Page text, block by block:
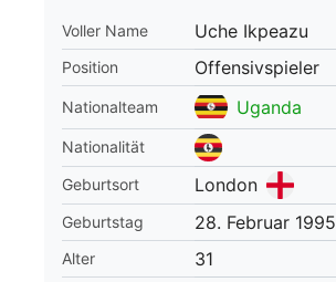
Voller Name Uche Ikpeazu
Position Offensivspieler
Nationalteam Uganda
Nationalität
Geburtsort
London
Geburtstag 28. Februar 1995
Alter 31